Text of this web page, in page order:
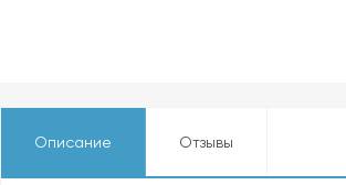
Описание Отзывы